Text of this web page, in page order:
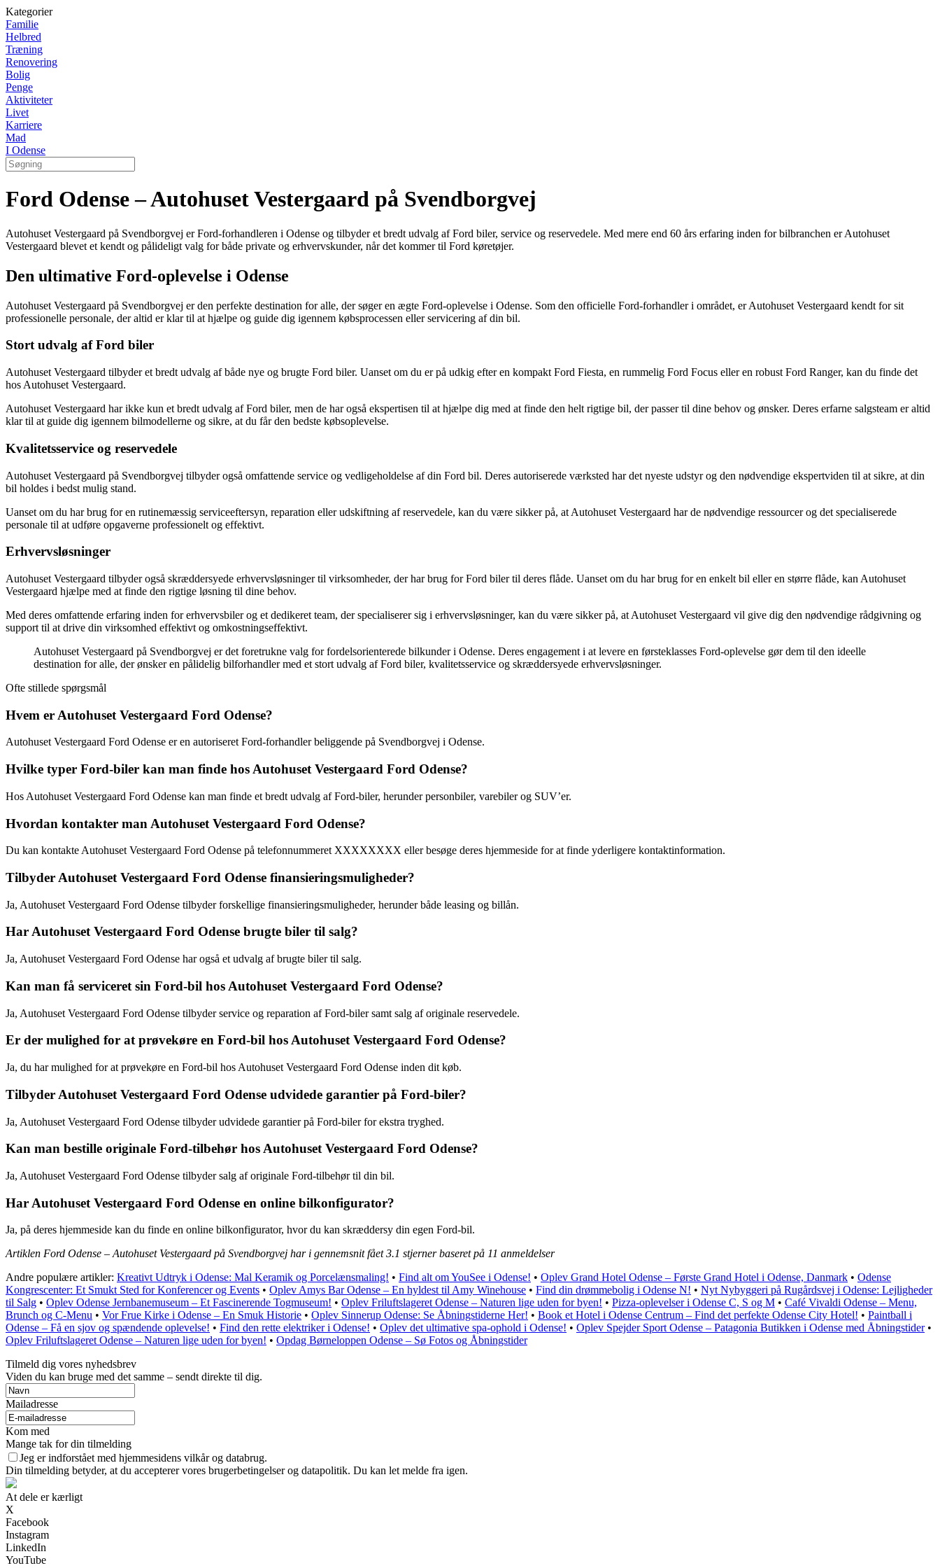
Kategorier
Familie
Helbred
Træning
Renovering
Bolig
Penge
Aktiviteter
Livet
Karriere
Mad
I Odense
Ford Odense – Autohuset Vestergaard på Svendborgvej
Autohuset Vestergaard på Svendborgvej er Ford-forhandleren i Odense og tilbyder et bredt udvalg af Ford biler, service og reservedele. Med mere end 60 års erfaring inden for bilbranchen er Autohuset
Vestergaard blevet et kendt og pålideligt valg for både private og erhvervskunder, når det kommer til Ford køretøjer.
Den ultimative Ford-oplevelse i Odense
Autohuset Vestergaard på Svendborgvej er den perfekte destination for alle, der søger en ægte Ford-oplevelse i Odense. Som den officielle Ford-forhandler i området, er Autohuset Vestergaard kendt for sit
professionelle personale, der altid er klar til at hjælpe og guide dig igennem købsprocessen eller servicering af din bil.
Stort udvalg af Ford biler
Autohuset Vestergaard tilbyder et bredt udvalg af både nye og brugte Ford biler. Uanset om du er på udkig efter en kompakt Ford Fiesta, en rummelig Ford Focus eller en robust Ford Ranger, kan du finde det
hos Autohuset Vestergaard.
Autohuset Vestergaard har ikke kun et bredt udvalg af Ford biler, men de har også ekspertisen til at hjælpe dig med at finde den helt rigtige bil, der passer til dine behov og ønsker. Deres erfarne salgsteam er altid
klar til at guide dig igennem bilmodellerne og sikre, at du får den bedste købsoplevelse.
Kvalitetsservice og reservedele
Autohuset Vestergaard på Svendborgvej tilbyder også omfattende service og vedligeholdelse af din Ford bil. Deres autoriserede værksted har det nyeste udstyr og den nødvendige ekspertviden til at sikre, at din
bil holdes i bedst mulig stand.
Uanset om du har brug for en rutinemæssig serviceeftersyn, reparation eller udskiftning af reservedele, kan du være sikker på, at Autohuset Vestergaard har de nødvendige ressourcer og det specialiserede
personale til at udføre opgaverne professionelt og effektivt.
Erhvervsløsninger
Autohuset Vestergaard tilbyder også skræddersyede erhvervsløsninger til virksomheder, der har brug for Ford biler til deres flåde. Uanset om du har brug for en enkelt bil eller en større flåde, kan Autohuset
Vestergaard hjælpe med at finde den rigtige løsning til dine behov.
Med deres omfattende erfaring inden for erhvervsbiler og et dedikeret team, der specialiserer sig i erhvervsløsninger, kan du være sikker på, at Autohuset Vestergaard vil give dig den nødvendige rådgivning og
support til at drive din virksomhed effektivt og omkostningseffektivt.
Autohuset Vestergaard på Svendborgvej er det foretrukne valg for fordelsorienterede bilkunder i Odense. Deres engagement i at levere en førsteklasses Ford-oplevelse gør dem til den ideelle
destination for alle, der ønsker en pålidelig bilforhandler med et stort udvalg af Ford biler, kvalitetsservice og skræddersyede erhvervsløsninger.
Ofte stillede spørgsmål
Hvem er Autohuset Vestergaard Ford Odense?
Autohuset Vestergaard Ford Odense er en autoriseret Ford-forhandler beliggende på Svendborgvej i Odense.
Hvilke typer Ford-biler kan man finde hos Autohuset Vestergaard Ford Odense?
Hos Autohuset Vestergaard Ford Odense kan man finde et bredt udvalg af Ford-biler, herunder personbiler, varebiler og SUV’er.
Hvordan kontakter man Autohuset Vestergaard Ford Odense?
Du kan kontakte Autohuset Vestergaard Ford Odense på telefonnummeret XXXXXXXX eller besøge deres hjemmeside for at finde yderligere kontaktinformation.
Tilbyder Autohuset Vestergaard Ford Odense finansieringsmuligheder?
Ja, Autohuset Vestergaard Ford Odense tilbyder forskellige finansieringsmuligheder, herunder både leasing og billån.
Har Autohuset Vestergaard Ford Odense brugte biler til salg?
Ja, Autohuset Vestergaard Ford Odense har også et udvalg af brugte biler til salg.
Kan man få serviceret sin Ford-bil hos Autohuset Vestergaard Ford Odense?
Ja, Autohuset Vestergaard Ford Odense tilbyder service og reparation af Ford-biler samt salg af originale reservedele.
Er der mulighed for at prøvekøre en Ford-bil hos Autohuset Vestergaard Ford Odense?
Ja, du har mulighed for at prøvekøre en Ford-bil hos Autohuset Vestergaard Ford Odense inden dit køb.
Tilbyder Autohuset Vestergaard Ford Odense udvidede garantier på Ford-biler?
Ja, Autohuset Vestergaard Ford Odense tilbyder udvidede garantier på Ford-biler for ekstra tryghed.
Kan man bestille originale Ford-tilbehør hos Autohuset Vestergaard Ford Odense?
Ja, Autohuset Vestergaard Ford Odense tilbyder salg af originale Ford-tilbehør til din bil.
Har Autohuset Vestergaard Ford Odense en online bilkonfigurator?
Ja, på deres hjemmeside kan du finde en online bilkonfigurator, hvor du kan skræddersy din egen Ford-bil.
Artiklen Ford Odense – Autohuset Vestergaard på Svendborgvej har i gennemsnit fået3.1 stjerner baseret på 11 anmeldelser
Andre populære artikler: Kreativt Udtryk i Odense: Mal Keramik og Porcelænsmaling! • Find alt om YouSee i Odense! • Oplev Grand Hotel Odense – Første Grand Hotel i Odense, Danmark • Odense
Kongrescenter: Et Smukt Sted for Konferencer og Events • Oplev Amys Bar Odense – En hyldest til Amy Winehouse • Find din drømmebolig i Odense N! • Nyt Nybyggeri på Rugårdsvej i Odense: Lejligheder
til Salg • Oplev Odense Jernbanemuseum – Et Fascinerende Togmuseum! • Oplev Friluftslageret Odense – Naturen lige uden for byen! • Pizza-oplevelser i Odense C, S og M • Café Vivaldi Odense – Menu,
Brunch og C-Menu • Vor Frue Kirke i Odense – En Smuk Historie • Oplev Sinnerup Odense: Se Åbningstiderne Her! • Book et Hotel i Odense Centrum – Find det perfekte Odense City Hotel! • Paintball i
Odense – Få en sjov og spændende oplevelse! • Find den rette elektriker i Odense! • Oplev det ultimative spa-ophold i Odense! • Oplev Spejder Sport Odense – Patagonia Butikken i Odense med Åbningstider•
Oplev Friluftslageret Odense – Naturen lige uden for byen! • Opdag Børneloppen Odense – Sø Fotos og Åbningstider
Tilmeld dig vores nyhedsbrev
Viden du kan bruge med det samme – sendt direkte til dig.
Mailadresse
Kom med
Mange tak for din tilmelding
Jeg er indforstået med hjemmesidens vilkår og databrug.
Din tilmelding betyder, at du accepterer vores brugerbetingelser og datapolitik. Du kan let melde fra igen.
At dele er kærligt
X
Facebook
Instagram
LinkedIn
YouTube